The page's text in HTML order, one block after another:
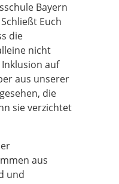
Bayern
Euch
die
nicht
auf
aus unserer
die
sie verzichtet